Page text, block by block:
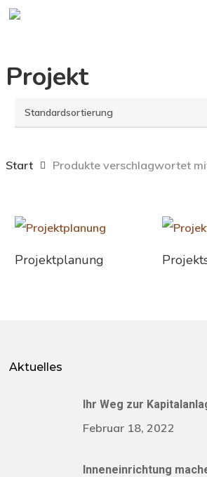
Skip
content
Projekt
Start Produkte verschlagwortet
Weiterlesen
Projektplanung
Aktuelles
Ihr Weg zur
Februar 18, 2022
Inneneinrichtung